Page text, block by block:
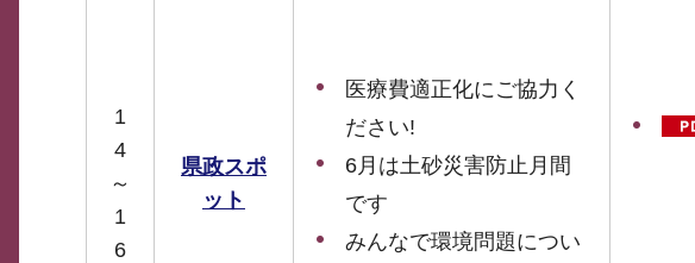
1
4
～
1
6
県政スポ
ット
医療費適正化にご協力く
ださい!
6月は土砂災害防止月間
です
みんなで環境問題につい